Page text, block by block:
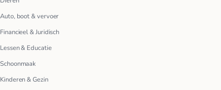
Auto, boot & vervoer
Financieel & Juridisch
Lessen & Educatie
Schoonmaak
Kinderen & Gezin